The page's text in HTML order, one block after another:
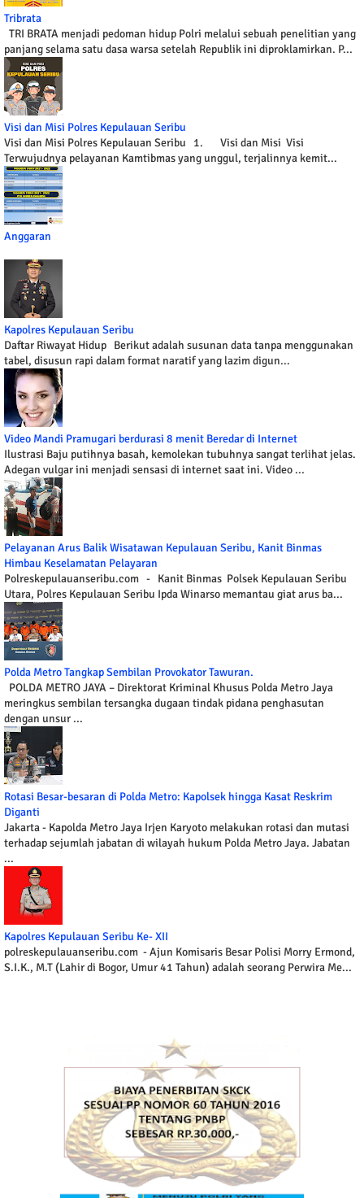
Tribrata
TRI BRATA menjadi pedoman hidup Polri melalui sebuah penelitian yang
panjang selama satu dasa warsa setelah Republik ini diproklamirkan. P...
Visi dan Misi Polres Kepulauan Seribu
Visi dan Misi Polres Kepulauan Seribu 1. Visi dan Misi Visi
Terwujudnya pelayanan Kamtibmas yang unggul, terjalinnya kemit...
Anggaran
Kapolres Kepulauan Seribu
Daftar Riwayat Hidup Berikut adalah susunan data tanpa menggunakan
tabel, disusun rapi dalam format naratif yang lazim digun...
Video Mandi Pramugari berdurasi 8 menit Beredar di Internet
Ilustrasi Baju putihnya basah, kemolekan tubuhnya sangat terlihat jelas.
Adegan vulgar ini menjadi sensasi di internet saat ini. Video ...
Pelayanan Arus Balik Wisatawan Kepulauan Seribu, Kanit Binmas
Himbau Keselamatan Pelayaran
Polreskepulauanseribu.com - Kanit Binmas Polsek Kepulauan Seribu
Utara, Polres Kepulauan Seribu Ipda Winarso memantau giat arus ba...
Polda Metro Tangkap Sembilan Provokator Tawuran.
POLDA METRO JAYA – Direktorat Kriminal Khusus Polda Metro Jaya
meringkus sembilan tersangka dugaan tindak pidana penghasutan
dengan unsur ...
Rotasi Besar-besaran di Polda Metro: Kapolsek hingga Kasat Reskrim
Diganti
Jakarta - Kapolda Metro Jaya Irjen Karyoto melakukan rotasi dan mutasi
terhadap sejumlah jabatan di wilayah hukum Polda Metro Jaya. Jabatan
...
Kapolres Kepulauan Seribu Ke- XII
polreskepulauanseribu.com - Ajun Komisaris Besar Polisi Morry Ermond,
S.I.K., M.T (Lahir di Bogor, Umur 41 Tahun) adalah seorang Perwira Me...